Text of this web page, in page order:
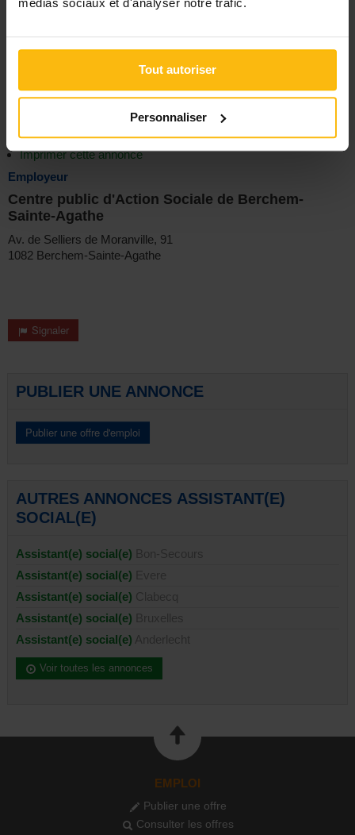
médias sociaux et d'analyser notre trafic.
Tout autoriser
Personnaliser
N'oubliez surtout pas de faire référence au Guide Social lors
de l'envoi de votre candidature : c'est déjà un gage de
(publié le20/05/26)
Imprimer cette annonce
Employeur
Centre public d'Action Sociale de Berchem-
Sainte-Agathe
Av. de Selliers de Moranville, 91
1082 Berchem-Sainte-Agathe
Signaler
PUBLIER UNE ANNONCE
AUTRES ANNONCES ASSISTANT(E)
SOCIAL(E)
Assistant(e) social(e)
Assistant(e) social(e)
Assistant(e) social(e)
Assistant(e) social(e)
Assistant(e) social(e)
Voir toutes les annonces
EMPLOI
Publier une offre
Consulter les offres